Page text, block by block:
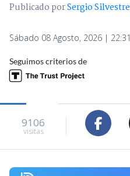
Publicado porSergio Silvestre
Sábado 08 Agosto, 2026 | 22:31
Seguimos criterios de
9106
visitas